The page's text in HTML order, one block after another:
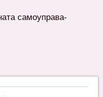
самоуправа-